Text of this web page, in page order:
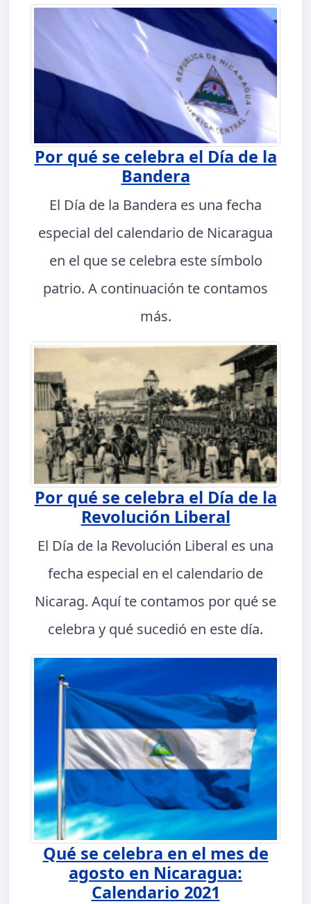
Por qué se celebra el Día de la
Bandera
El Día de la Bandera es una fecha
especial del calendario de Nicaragua
en el que se celebra este símbolo
patrio. A continuación te contamos
más.
Por qué se celebra el Día de la
Revolución Liberal
El Día de la Revolución Liberal es una
fecha especial en el calendario de
Nicarag. Aquí te contamos por qué se
celebra y qué sucedió en este día.
Qué se celebra en el mes de
agosto en Nicaragua:
Calendario 2021